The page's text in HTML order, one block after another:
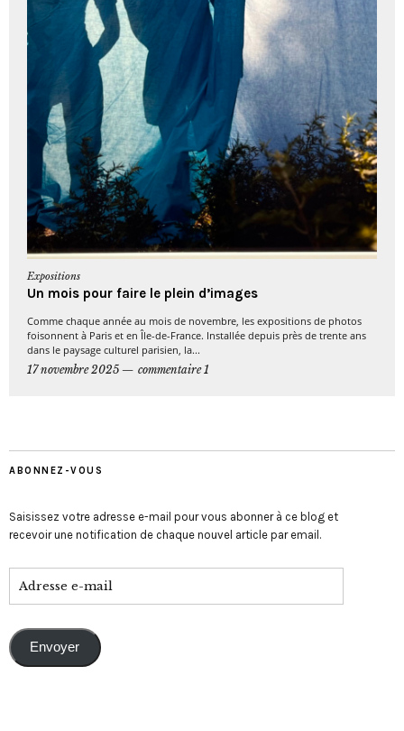
Expositions
Un mois pour faire le plein d’images
Comme chaque année au mois de novembre, les expositions de photos
foisonnent à Paris et en Île-de-France. Installée depuis près de trente ans
dans le paysage culturel parisien, la...
17 novembre 2025
commentaire 1
ABONNEZ-VOUS
Saisissez votre adresse e-mail pour vous abonner à ce blog et
recevoir une notification de chaque nouvel article par email.
Envoyer